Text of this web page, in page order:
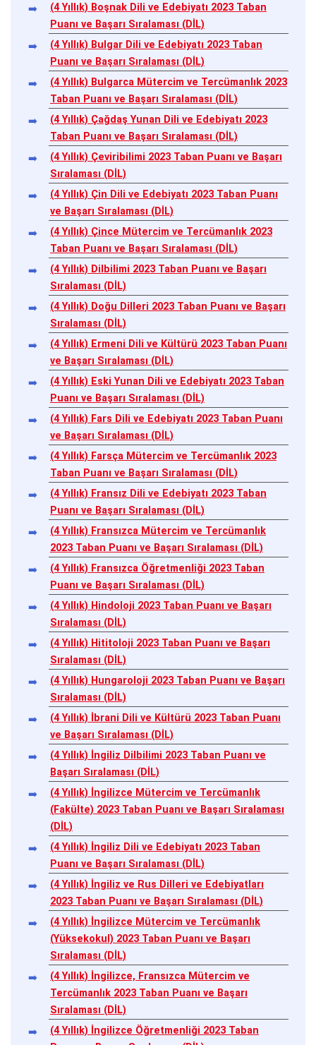
(4 Yıllık) Boşnak Dili ve Edebiyatı 2023 Taban
Puanı ve Başarı Sıralaması (DİL)
(4 Yıllık) Bulgar Dili ve Edebiyatı 2023 Taban
Puanı ve Başarı Sıralaması (DİL)
(4 Yıllık) Bulgarca Mütercim ve Tercümanlık 2023
Taban Puanı ve Başarı Sıralaması (DİL)
(4 Yıllık) Çağdaş Yunan Dili ve Edebiyatı 2023
Taban Puanı ve Başarı Sıralaması (DİL)
(4 Yıllık) Çeviribilimi 2023 Taban Puanı ve Başarı
Sıralaması (DİL)
(4 Yıllık) Çin Dili ve Edebiyatı 2023 Taban Puanı
ve Başarı Sıralaması (DİL)
(4 Yıllık) Çince Mütercim ve Tercümanlık 2023
Taban Puanı ve Başarı Sıralaması (DİL)
(4 Yıllık) Dilbilimi 2023 Taban Puanı ve Başarı
Sıralaması (DİL)
(4 Yıllık) Doğu Dilleri 2023 Taban Puanı ve Başarı
Sıralaması (DİL)
(4 Yıllık) Ermeni Dili ve Kültürü 2023 Taban Puanı
ve Başarı Sıralaması (DİL)
(4 Yıllık) Eski Yunan Dili ve Edebiyatı 2023 Taban
Puanı ve Başarı Sıralaması (DİL)
(4 Yıllık) Fars Dili ve Edebiyatı 2023 Taban Puanı
ve Başarı Sıralaması (DİL)
(4 Yıllık) Farsça Mütercim ve Tercümanlık 2023
Taban Puanı ve Başarı Sıralaması (DİL)
(4 Yıllık) Fransız Dili ve Edebiyatı 2023 Taban
Puanı ve Başarı Sıralaması (DİL)
(4 Yıllık) Fransızca Mütercim ve Tercümanlık
2023 Taban Puanı ve Başarı Sıralaması (DİL)
(4 Yıllık) Fransızca Öğretmenliği 2023 Taban
Puanı ve Başarı Sıralaması (DİL)
(4 Yıllık) Hindoloji 2023 Taban Puanı ve Başarı
Sıralaması (DİL)
(4 Yıllık) Hititoloji 2023 Taban Puanı ve Başarı
Sıralaması (DİL)
(4 Yıllık) Hungaroloji 2023 Taban Puanı ve Başarı
Sıralaması (DİL)
(4 Yıllık) İbrani Dili ve Kültürü 2023 Taban Puanı
ve Başarı Sıralaması (DİL)
(4 Yıllık) İngiliz Dilbilimi 2023 Taban Puanı ve
Başarı Sıralaması (DİL)
(4 Yıllık) İngilizce Mütercim ve Tercümanlık
(Fakülte) 2023 Taban Puanı ve Başarı Sıralaması
(DİL)
(4 Yıllık) İngiliz Dili ve Edebiyatı 2023 Taban
Puanı ve Başarı Sıralaması (DİL)
(4 Yıllık) İngiliz ve Rus Dilleri ve Edebiyatları
2023 Taban Puanı ve Başarı Sıralaması (DİL)
(4 Yıllık) İngilizce Mütercim ve Tercümanlık
(Yüksekokul) 2023 Taban Puanı ve Başarı
Sıralaması (DİL)
(4 Yıllık) İngilizce, Fransızca Mütercim ve
Tercümanlık 2023 Taban Puanı ve Başarı
Sıralaması (DİL)
(4 Yıllık) İngilizce Öğretmenliği 2023 Taban